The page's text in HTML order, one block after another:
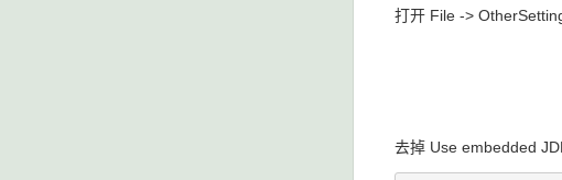
打开 File ->
去掉 Use embedded